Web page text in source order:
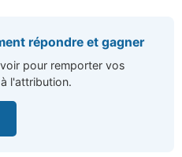
répondre et gagner
pour remporter vos
l'attribution.